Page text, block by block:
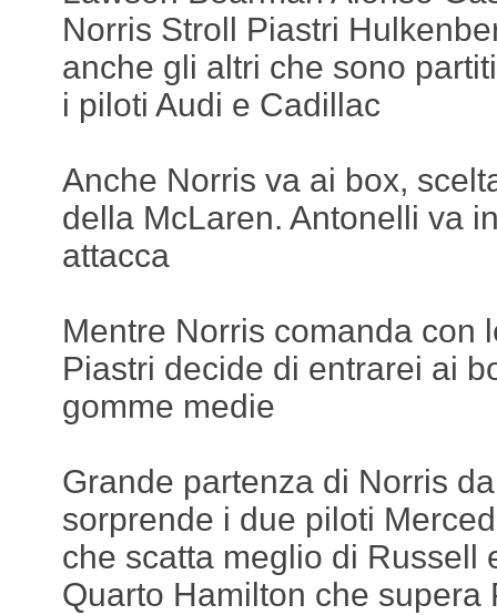
Norris Stroll Piastri
anche gli altri che sono
i piloti Audi e Cadillac
Anche Norris va ai box,
della McLaren. Antonelli va
attacca
Mentre Norris comanda con
Piastri decide di entrarei ai
gomme medie
Grande partenza di Norris
sorprende i due piloti
che scatta meglio di Russell
Quarto Hamilton che supera